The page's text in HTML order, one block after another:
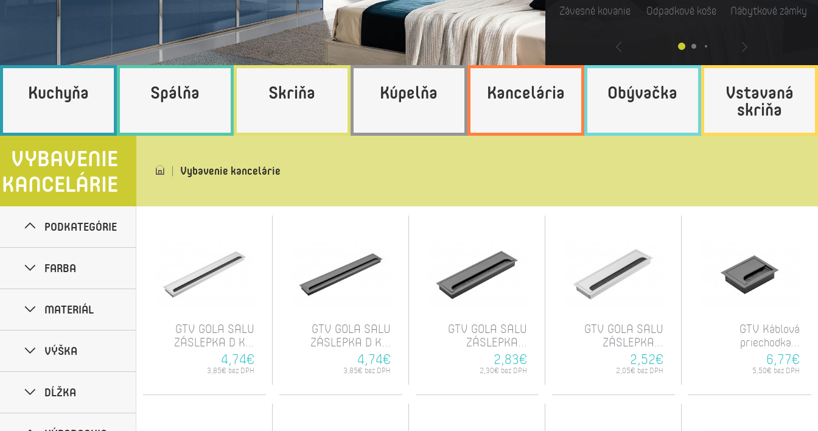
Závesné kovanie Odpadkové koše Nábytkové zámky
Kuchyňa Spálňa Skriňa Kúpelňa Kancelária Obývačka Vstavaná
skriňa
VYBAVENIE
KANCELÁRIE
Vybavenie kancelárie
PODKATEGÓRIE
FARBA
MATERIÁL
VÝŠKA
DĹŽKA
GTV GOLA SALU
ZÁSLEPKA D K...
4,74€
3,85€ bez DPH
GTV GOLA SALU
ZÁSLEPKA D K...
4,74€
3,85€ bez DPH
GTV GOLA SALU
ZÁSLEPKA...
2,83€
2,30€ bez DPH
GTV GOLA SALU
ZÁSLEPKA...
2,52€
2,05€ bez DPH
GTV Káblová
priechodka...
6,77€
5,50€ bez DPH